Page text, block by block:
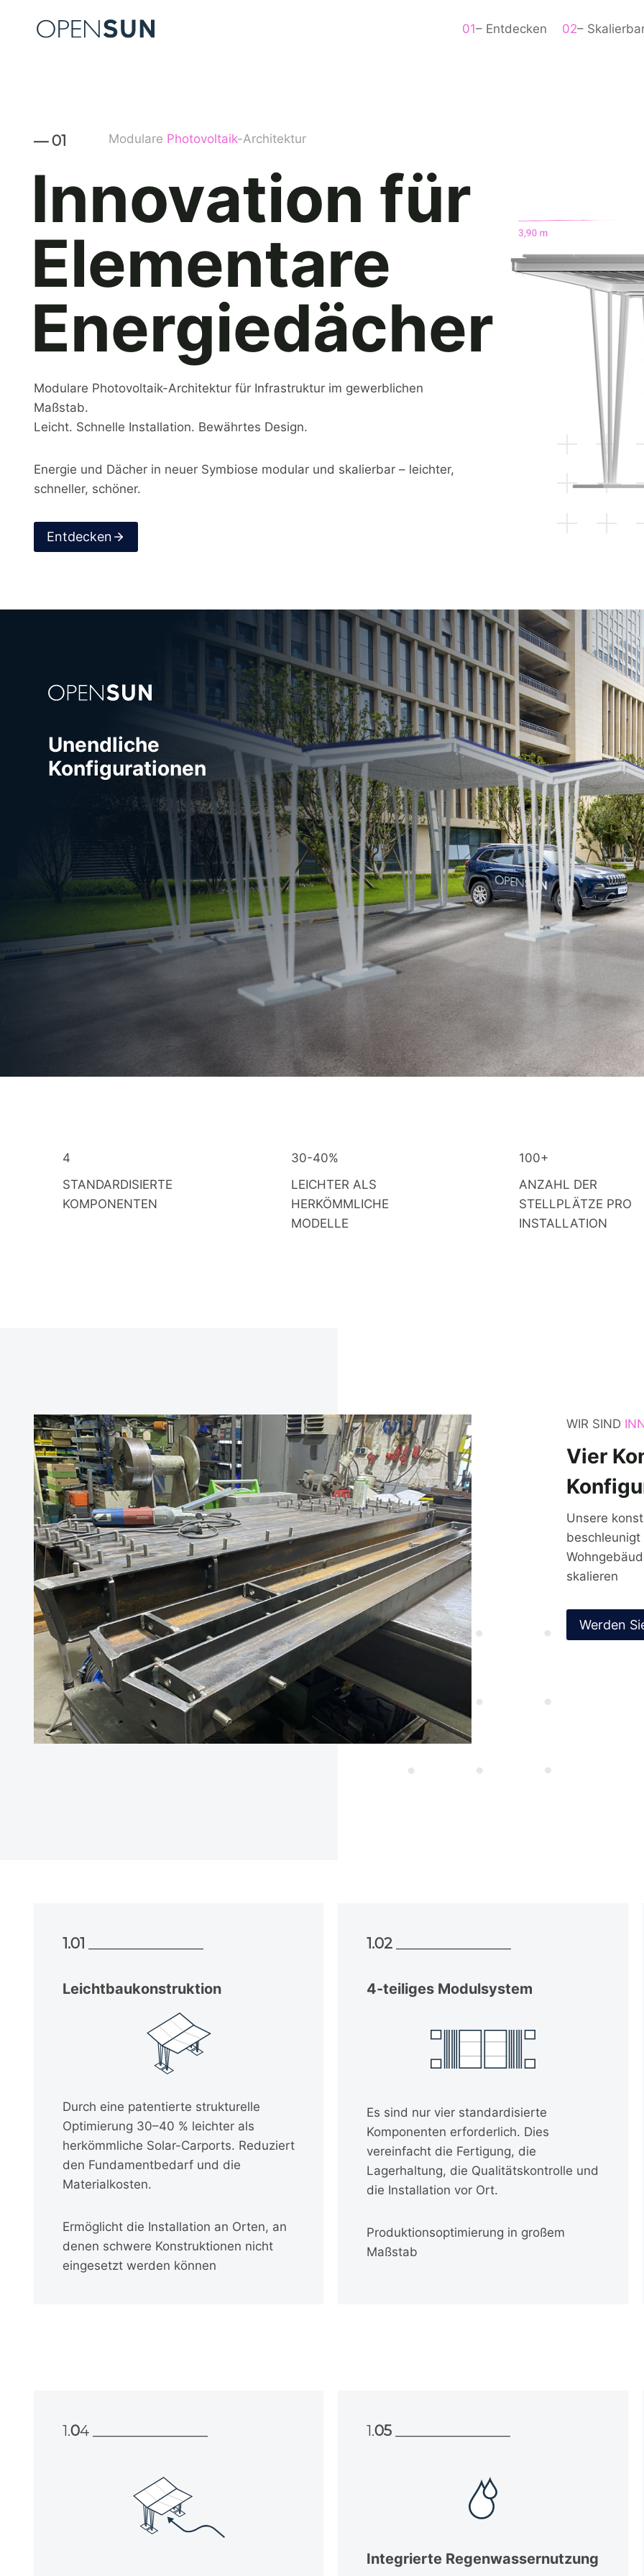
01– Entdecken 02–
— 01 Modulare Photovoltaik-Architektur
Innovation für
Elementare
Energiedächer
Modulare Photovoltaik-Architektur für Infrastruktur im gewerblichen
Maßstab.
Leicht. Schnelle Installation. Bewährtes Design.
Energie und Dächer in neuer Symbiose modular und skalierbar – leichter,
schneller, schöner.
Entdecken
Unendliche
Konfigurationen
4
STANDARDISIERTE
KOMPONENTEN
30-40%
LEICHTER ALS
HERKÖMMLICHE
MODELLE
100+
ANZAHL DER
STELLPLÄTZE PRO
INSTALLATION
WIR SIND
Vier
Unsere
skalieren
Werden
1.01
Leichtbaukonstruktion
Durch eine patentierte strukturelle
Optimierung 30–40 % leichter als
herkömmliche Solar-Carports. Reduziert
den Fundamentbedarf und die
Materialkosten.
Ermöglicht die Installation an Orten, an
denen schwere Konstruktionen nicht
eingesetzt werden können
1.02
4-teiliges Modulsystem
Es sind nur vier standardisierte
Komponenten erforderlich. Dies
vereinfacht die Fertigung, die
Lagerhaltung, die Qualitätskontrolle und
die Installation vor Ort.
Produktionsoptimierung in großem
Maßstab
1.04 ________________ 1.05
Integrierte Regenwassernutzung